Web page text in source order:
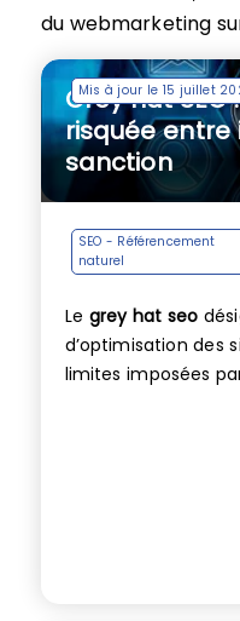
du webmarketing
Mis à jour le 15 juillet
Grey hat
risquée
sanction
SEO - Référencement
naturel
Le grey hat seo
d’optimisation des
limites imposées